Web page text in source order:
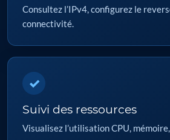
Consultez l’IPv4, configurez le
connectivité.
✓
Suivi des ressources
Visualisez l’utilisation CPU,